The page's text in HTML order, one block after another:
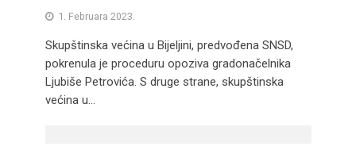
1. Februara 2023.
Skupštinska većina u Bijeljini, predvođena SNSD,
pokrenula je proceduru opoziva gradonačelnika
Ljubiše Petrovića. S druge strane, skupštinska
većina u...